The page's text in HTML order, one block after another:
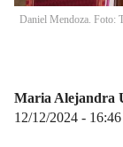
Daniel Mendoza. Foto:
Maria Alejandra
12/12/2024 - 16:46